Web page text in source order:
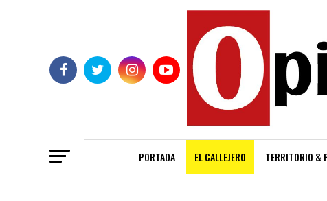
PORTADA EL CALLEJERO TERRITORIO &